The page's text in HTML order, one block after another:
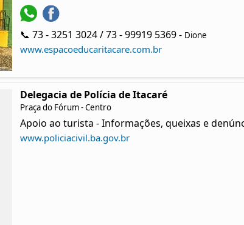
📞 73 - 3251 3024 / 73 - 99919 5369 - Dione
www.espacoeducaritacare.com.br
Delegacia de Polícia de Itacaré
Praça do Fórum - Centro
Apoio ao turista - Informações, queixas e
www.policiacivil.ba.gov.br